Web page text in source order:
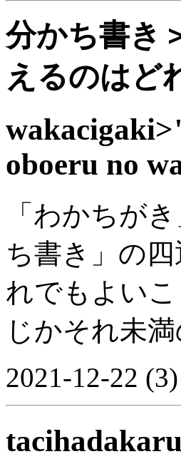
分かち書き
えるのはど
oboeru no
「わかちが
ち書き」の
れでもよい
じかそれ未
2021-12-22